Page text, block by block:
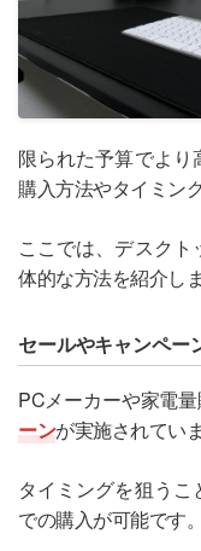
限られた予算でより
購入方法やタイミン
ここでは、デスク
体的な方法を紹介しま
セールやキャンペー
PCメーカーや家電
ーンが実施されていま
タイミングを狙う
での購入が可能です。